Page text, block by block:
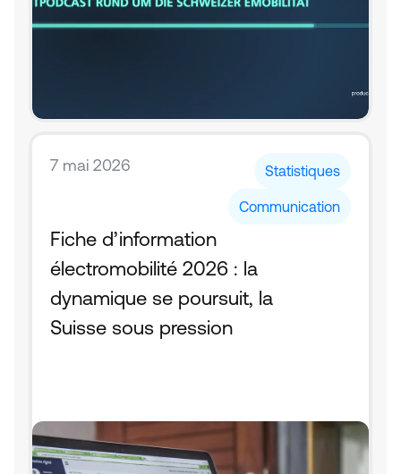
7 mai 2026 Statistiques
Communication
Fiche d’information
électromobilité 2026 : la
dynamique se poursuit, la
Suisse sous pression